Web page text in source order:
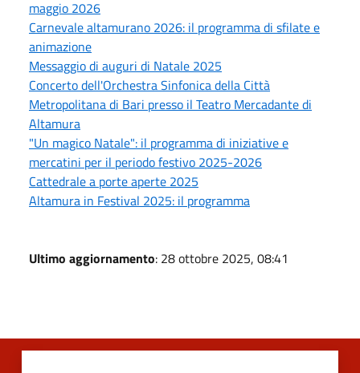
maggio 2026
Carnevale altamurano 2026: il programma di sfilate e
animazione
Messaggio di auguri di Natale 2025
Concerto dell'Orchestra Sinfonica della Città
Metropolitana di Bari presso il Teatro Mercadante di
Altamura
"Un magico Natale": il programma di iniziative e
mercatini per il periodo festivo 2025-2026
Cattedrale a porte aperte 2025
Altamura in Festival 2025: il programma
Ultimo aggiornamento: 28 ottobre 2025, 08:41